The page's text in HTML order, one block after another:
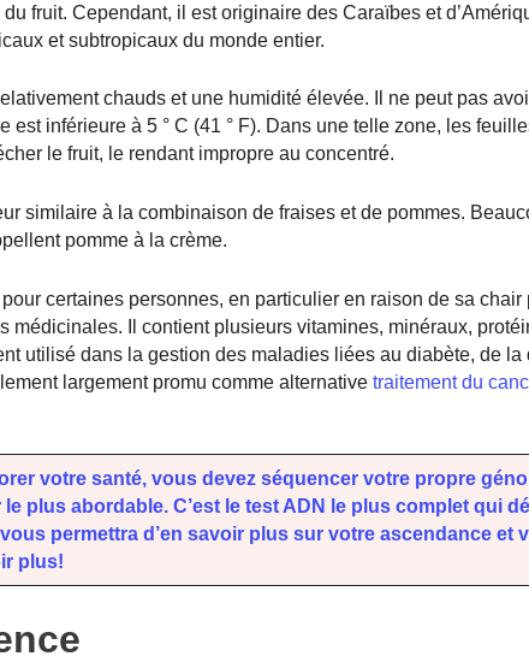
fruit. Cependant, il est originaire des Caraïbes et
et subtropicaux du monde entier.
chauds et une humidité élevée. Il ne peut pas
inférieure à 5 ° C (41 ° F). Dans une telle zone, les
le fruit, le rendant impropre au concentré.
similaire à la combinaison de fraises et de pommes.
pomme à la crème.
certaines personnes, en particulier en raison de sa chair
médicinales. Il contient plusieurs vitamines, minéraux,
utilisé dans la gestion des maladies liées au diabète, de la
largement promu comme alternative traitement du
votre santé, vous devez séquencer votre propre
plus abordable. C’est le test ADN le plus complet qui
permettra d’en savoir plus sur votre ascendance et
plus!